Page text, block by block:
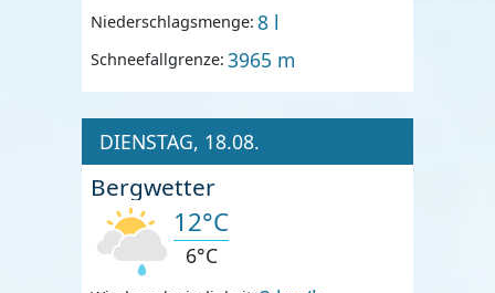
Niederschlagsmenge: 8 l
Schneefallgrenze: 3965 m
DIENSTAG, 18.08.
Bergwetter
12°C
6°C